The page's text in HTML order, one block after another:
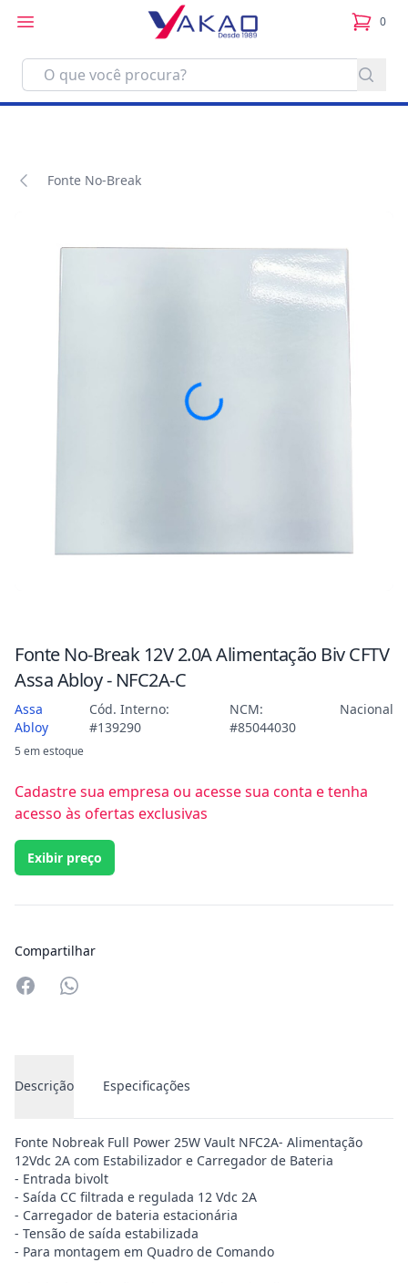
0
itens
Fonte No-Break
Fonte No-Break 12V 2.0A Alimentação Biv CFTV
Assa Abloy - NFC2A-C
Assa
Abloy
Cód. Interno:
#139290
NCM:
#85044030
Nacional
5 em estoque
Cadastre sua empresa ou acesse sua conta e tenha
acesso às ofertas exclusivas
Exibir preço
Compartilhar
Compartilhar no Whatsapp
Descrição Especificações
Fonte Nobreak Full Power 25W Vault NFC2A- Alimentação
12Vdc 2A com Estabilizador e Carregador de Bateria
- Entrada bivolt
- Saída CC filtrada e regulada 12 Vdc 2A
- Carregador de bateria estacionária
- Tensão de saída estabilizada
- Para montagem em Quadro de Comando